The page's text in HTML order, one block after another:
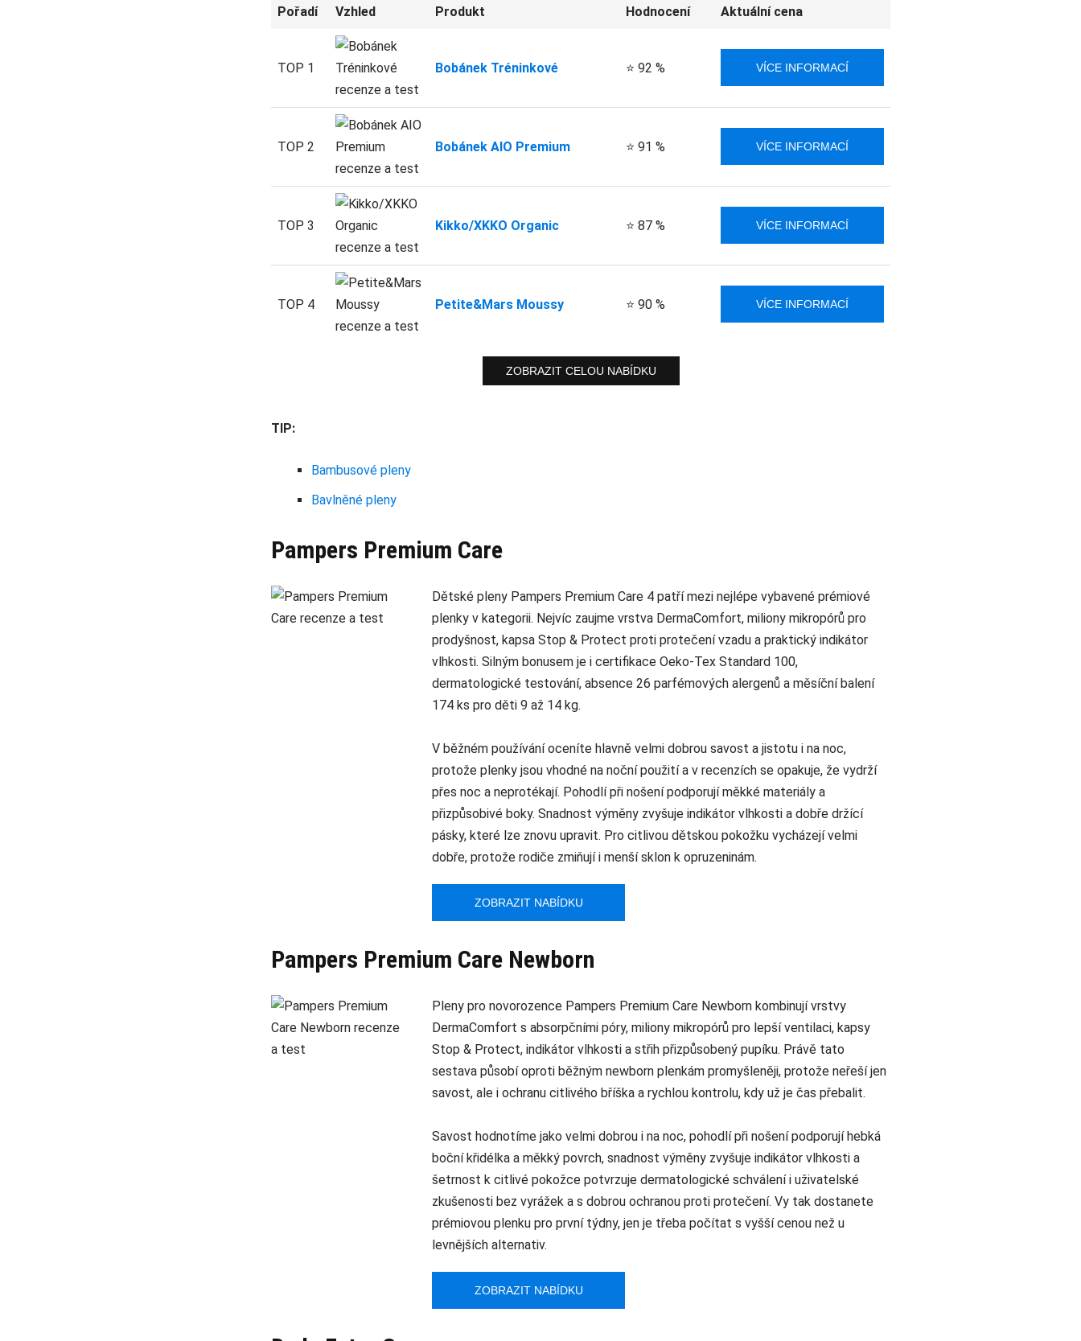
Pořadí Vzhled Produkt Hodnocení Aktuální cena
TOP 1 Bobánek Tréninkové ⭐ 92 % VÍCE INFORMACÍ
TOP 2 Bobánek AIO Premium ⭐ 91 % VÍCE INFORMACÍ
TOP 3 Kikko/XKKO Organic ⭐ 87 % VÍCE INFORMACÍ
TOP 4 Petite&Mars Moussy ⭐ 90 % VÍCE INFORMACÍ
ZOBRAZIT CELOU NABÍDKU
TIP:
Bambusové pleny
Bavlněné pleny
Pampers Premium Care
Dětské pleny Pampers Premium Care 4 patří mezi nejlépe vybavené prémiové
plenky v kategorii. Nejvíc zaujme vrstva DermaComfort, miliony mikropórů pro
prodyšnost, kapsa Stop & Protect proti protečení vzadu a praktický indikátor
vlhkosti. Silným bonusem je i certifikace Oeko‑Tex Standard 100,
dermatologické testování, absence 26 parfémových alergenů a měsíční balení
174 ks pro děti 9 až 14 kg.
V běžném používání oceníte hlavně velmi dobrou savost a jistotu i na noc,
protože plenky jsou vhodné na noční použití a v recenzích se opakuje, že vydrží
přes noc a neprotékají. Pohodlí při nošení podporují měkké materiály a
přizpůsobivé boky. Snadnost výměny zvyšuje indikátor vlhkosti a dobře držící
pásky, které lze znovu upravit. Pro citlivou dětskou pokožku vycházejí velmi
dobře, protože rodiče zmiňují i menší sklon k opruzeninám.
ZOBRAZIT NABÍDKU
Pampers Premium Care Newborn
Pleny pro novorozence Pampers Premium Care Newborn kombinují vrstvy
DermaComfort s absorpčními póry, miliony mikropórů pro lepší ventilaci, kapsy
Stop & Protect, indikátor vlhkosti a střih přizpůsobený pupíku. Právě tato
sestava působí oproti běžným newborn plenkám promyšleněji, protože neřeší jen
savost, ale i ochranu citlivého bříška a rychlou kontrolu, kdy už je čas přebalit.
Savost hodnotíme jako velmi dobrou i na noc, pohodlí při nošení podporují hebká
boční křidélka a měkký povrch, snadnost výměny zvyšuje indikátor vlhkosti a
šetrnost k citlivé pokožce potvrzuje dermatologické schválení i uživatelské
zkušenosti bez vyrážek a s dobrou ochranou proti protečení. Vy tak dostanete
prémiovou plenku pro první týdny, jen je třeba počítat s vyšší cenou než u
levnějších alternativ.
ZOBRAZIT NABÍDKU